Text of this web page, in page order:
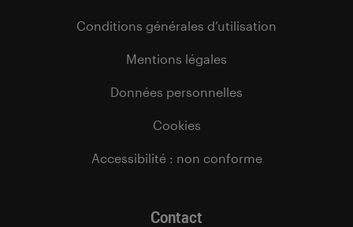
Conditions générales d’utilisation
Mentions légales
Données personnelles
Cookies
Accessibilité : non conforme
Contact